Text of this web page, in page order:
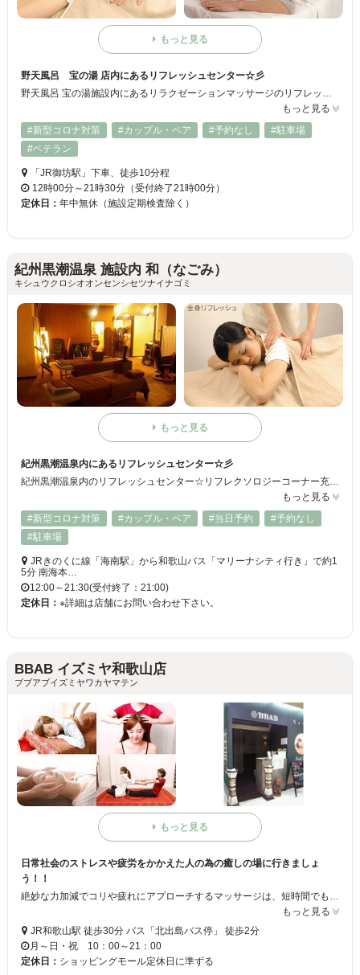
もっと見る
野天風呂 宝の湯 店内にあるリフレッシュセンター☆彡
もっと見る
#新型コロナ対策
#カップル・ペア #予約なし
#駐車場
#ベテラン
「JR御坊駅」下車、徒歩10分程
12時00分～21時30分（受付終了21時00分）
定休日： 年中無休（施設定期検査除く）
紀州黒潮温泉 施設内 和（なごみ）
キシュウクロシオオンセンシセツナイナゴミ
もっと見る
紀州黒潮温泉内にあるリフレッシュセンター☆彡
紀州黒潮温泉内のリフレッシュセンター☆リフレクソロジーコーナー充実でカラダも心も解きほぐします・・・・♪明日へ疲れを残さない！頑張るあなたを応援します○お仕事帰りに立ち寄れますので温泉で温まった体をさらに極上マッサージで癒しましょう☆彡
もっと見る
#新型コロナ対策
#カップル・ペア #当日予約
#予約なし
#駐車場
JRきのくに線「海南駅」から和歌山バス「マリーナシティ行き」で約1
5分 南海本…
12:00～21:30(受付終了：21:00)
定休日： ※詳細は店舗にお問い合わせ下さい。
BBAB イズミヤ和歌山店
ブブアブイズミヤワカヤマテン
もっと見る
日常社会のストレスや疲労をかかえた人の為の癒しの場に行きましょ
う！！
絶妙な力加減でコリや疲れにアプローチするマッサージは、短時間でもスッキリ☆お疲れが気になる部分を重点的にケアします☆お着替えのご用意もありますので、疲れが気になるときはお気軽にお立ち寄りください！！
もっと見る
JR和歌山駅 徒歩30分 バス「北出島バス停」 徒歩2分
月～日・祝 10：00～21：00
定休日： ショッピングモール定休日に準ずる